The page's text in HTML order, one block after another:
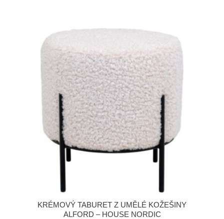
KRÉMOVÝ TABURET Z UMĚLÉ KOŽEŠINY
ALFORD – HOUSE NORDIC